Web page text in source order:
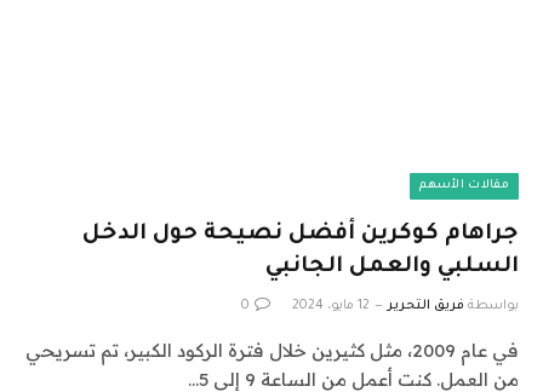
مقالات الأسهم
جراهام كوكرين أفضل نصيحة حول الدخل
السلبي والعمل الجانبي
بواسطة فريق التحرير 12 مايو، 2024 0
في عام 2009، مثل كثيرين خلال فترة الركود الكبير، تم تسريحي
من العمل. كنت أعمل من الساعة 9 إلى 5…